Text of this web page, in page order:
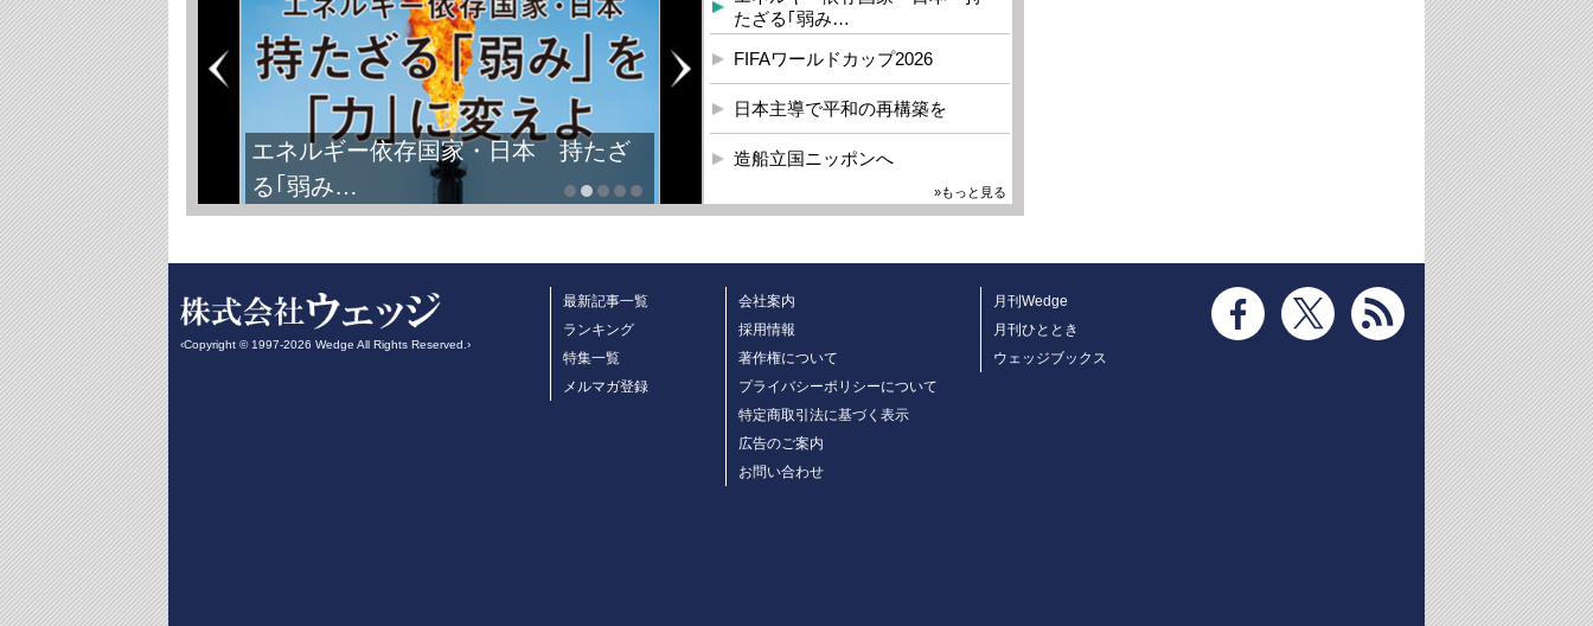
エネルギー依存国家・日本 持たざ
る｢弱み…
たざる｢弱み…
FIFAワールドカップ2026
日本主導で平和の再構築を
造船立国ニッポンへ
»もっと見る
‹Copyright © 1997-2026 Wedge All Rights Reserved.›
最新記事一覧
ランキング
特集一覧
メルマガ登録
会社案内
採用情報
著作権について
プライバシーポリシーについて
特定商取引法に基づく表示
広告のご案内
お問い合わせ
月刊Wedge
月刊ひととき
ウェッジブックス